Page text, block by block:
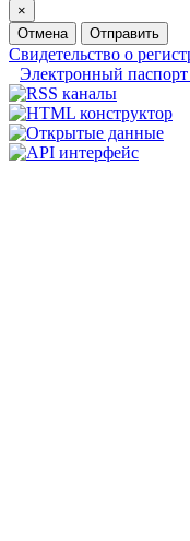
×
Отмена
Отправить
Свидетельство о
Электронный